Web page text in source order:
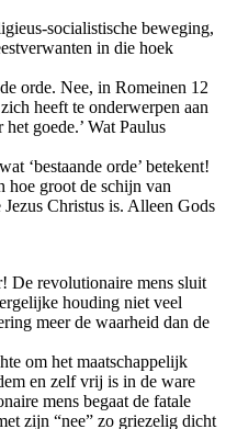
socialistische beweging,
in die hoek
orde. Nee, in Romeinen 12
heeft te onderwerpen aan
goede.’ Wat Paulus
‘bestaande orde’ betekent!
hoe groot de schijn van
Christus is. Alleen Gods
De revolutionaire mens sluit
houding niet veel
meer de waarheid dan de
om het maatschappelijk
en zelf vrij is in de ware
mens begaat de fatale
zijn “nee” zo griezelig dicht